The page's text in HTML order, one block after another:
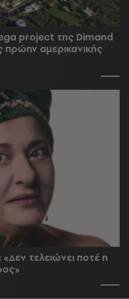
project της Dimand
πρώην αμερικανικής
τελειώνει ποτέ η